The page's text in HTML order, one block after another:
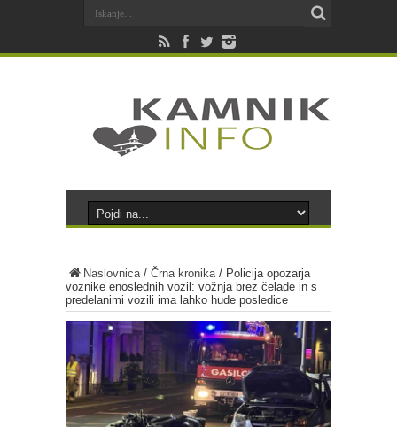
Naslovnica/ Črna kronika/ Policija opozarja
voznike enoslednih vozil: vožnja brez čelade in s
predelanimi vozili ima lahko hude posledice